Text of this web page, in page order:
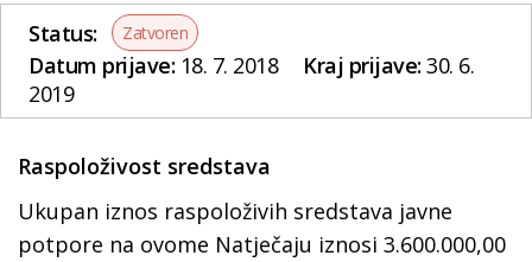
Status:
Zatvoren
Datum prijave:18. 7. 2018 Kraj prijave:30. 6.
2019
Raspoloživost sredstava
Ukupan iznos raspoloživih sredstava javne
potpore na ovome Natječaju iznosi 3.600.000,00